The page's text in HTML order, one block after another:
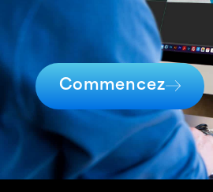
Commencez